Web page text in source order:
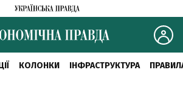
КОЛОНКИ ІНФРАСТРУКТУРА